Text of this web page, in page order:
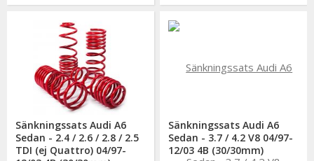
Sänkningssats Audi A6
Sedan - 2.4 / 2.6 / 2.8 / 2.5
TDI (ej Quattro) 04/97-
Sänkningssats Audi A6
Sedan - 3.7 / 4.2 V8 04/97-
12/03 4B (30/30mm)